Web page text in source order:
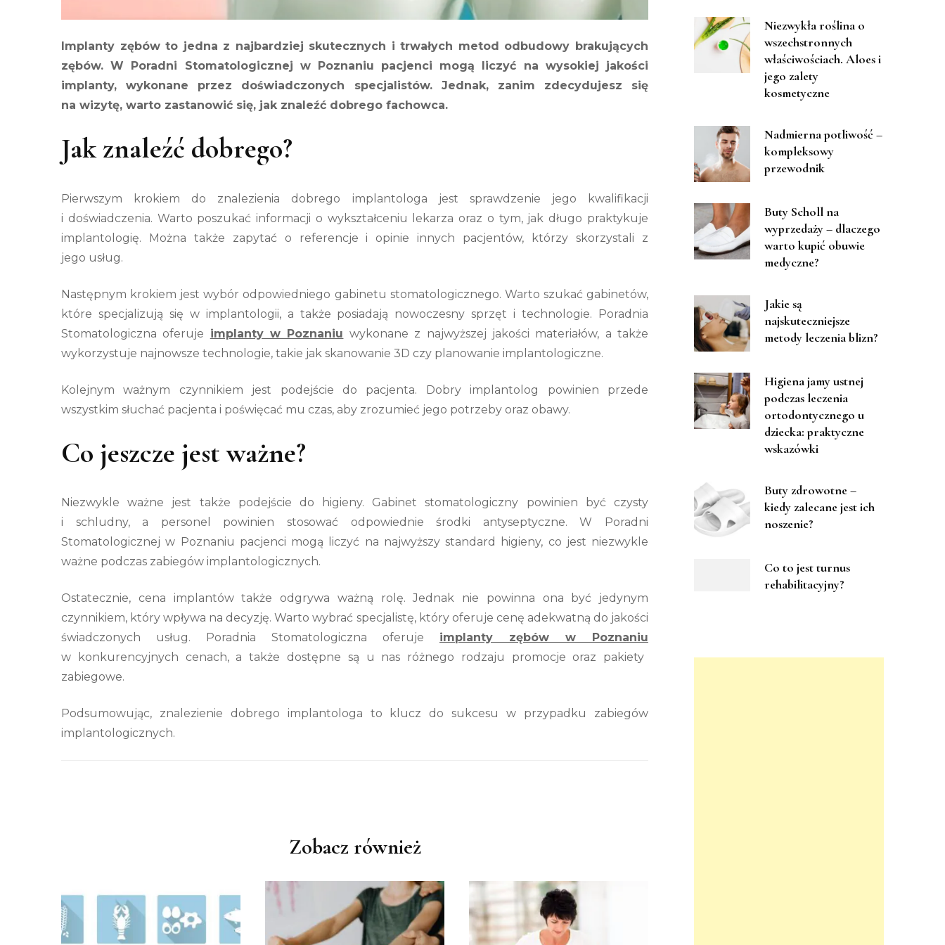
Implanty zębów to jedna z najbardziej skutecznych i trwałych metod odbudowy brakujących
zębów. W Poradni Stomatologicznej w Poznaniu pacjenci mogą liczyć na wysokiej jakości
implanty, wykonane przez doświadczonych specjalistów. Jednak, zanim zdecydujesz się
na wizytę, warto zastanowić się, jak znaleźć dobrego fachowca.
Jak znaleźć dobrego?
Pierwszym krokiem do znalezienia dobrego implantologa jest sprawdzenie jego kwalifikacji
i doświadczenia. Warto poszukać informacji o wykształceniu lekarza oraz o tym, jak długo praktykuje
implantologię. Można także zapytać o referencje i opinie innych pacjentów, którzy skorzystali z
jego usług.
Następnym krokiem jest wybór odpowiedniego gabinetu stomatologicznego. Warto szukać gabinetów,
które specjalizują się w implantologii, a także posiadają nowoczesny sprzęt i technologie. Poradnia
Stomatologiczna oferuje implanty w Poznaniu wykonane z najwyższej jakości materiałów, a także
wykorzystuje najnowsze technologie, takie jak skanowanie 3D czy planowanie implantologiczne.
Kolejnym ważnym czynnikiem jest podejście do pacjenta. Dobry implantolog powinien przede
wszystkim słuchać pacjenta i poświęcać mu czas, aby zrozumieć jego potrzeby oraz obawy.
Co jeszcze jest ważne?
Niezwykle ważne jest także podejście do higieny. Gabinet stomatologiczny powinien być czysty
i schludny, a personel powinien stosować odpowiednie środki antyseptyczne. W Poradni
Stomatologicznej w Poznaniu pacjenci mogą liczyć na najwyższy standard higieny, co jest niezwykle
ważne podczas zabiegów implantologicznych.
Ostatecznie, cena implantów także odgrywa ważną rolę. Jednak nie powinna ona być jedynym
czynnikiem, który wpływa na decyzję. Warto wybrać specjalistę, który oferuje cenę adekwatną do jakości
świadczonych usług. Poradnia Stomatologiczna oferuje implanty zębów w Poznaniu
w
konkurencyjnych cenach, a także dostępne są u nas różnego rodzaju promocje oraz pakiety
zabiegowe.
Podsumowując, znalezienie dobrego implantologa to klucz do sukcesu w przypadku zabiegów
implantologicznych.
Zobacz również
Niezwykła roślina o
wszechstronnych
właściwościach. Aloes i
jego zalety
kosmetyczne
Nadmierna potliwość –
kompleksowy
przewodnik
Buty Scholl na
wyprzedaży – dlaczego
warto kupić obuwie
medyczne?
Jakie są
najskuteczniejsze
metody leczenia blizn?
Higiena jamy ustnej
podczas leczenia
ortodontycznego u
dziecka: praktyczne
wskazówki
Buty zdrowotne –
kiedy zalecane jest ich
noszenie?
Co to jest turnus
rehabilitacyjny?